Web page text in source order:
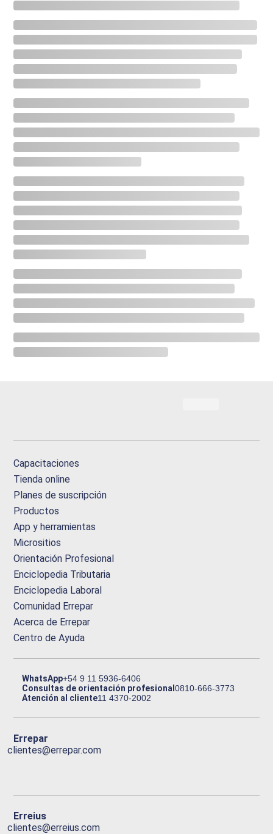
Capacitaciones
Tienda online
Planes de suscripción
Productos
App y herramientas
Micrositios
Orientación Profesional
Enciclopedia Tributaria
Enciclopedia Laboral
Comunidad Errepar
Acerca de Errepar
Centro de Ayuda
WhatsApp+54 9 11 5936-6406
Consultas de orientación profesional0810-666-3773
Atención al cliente11 4370-2002
Errepar
clientes@errepar.com
Erreius
clientes@erreius.com